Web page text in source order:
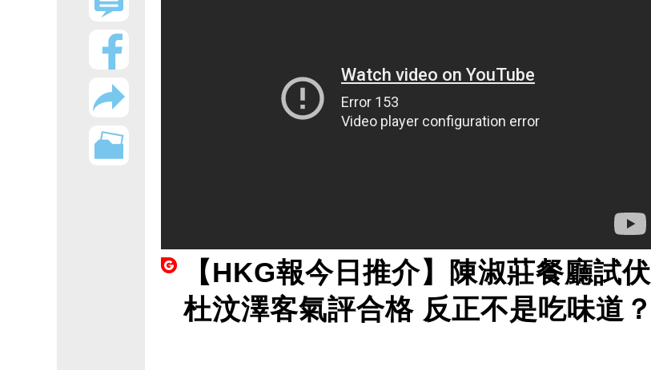
【HKG報今日推介】陳淑莊餐廳試伏
杜汶澤客氣評合格 反正不是吃味道？